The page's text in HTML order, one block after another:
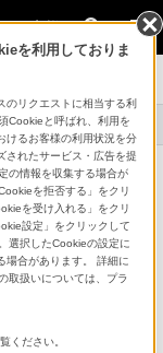
お客様
ー 事例紹介
詳細メニュー
を利用しておりま
のリクエストに相当する利
Cookieと呼ばれ、利用を
けるお客様の利用状況を分
されたサービス・広告を提
の情報を収集する場合が
を拒否する」をクリ
を受け入れる」をクリ
設定」をクリックして
選択したCookieの設定に
場合があります。 詳細に
取扱いについては、プラ
ください。